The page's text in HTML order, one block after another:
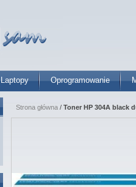
Laptopy Oprogramowanie
Strona główna / Toner HP 304A black